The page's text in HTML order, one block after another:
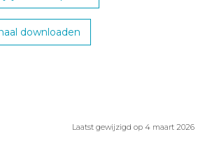
downloaden
Laatst gewijzigd op 4 maart 2026